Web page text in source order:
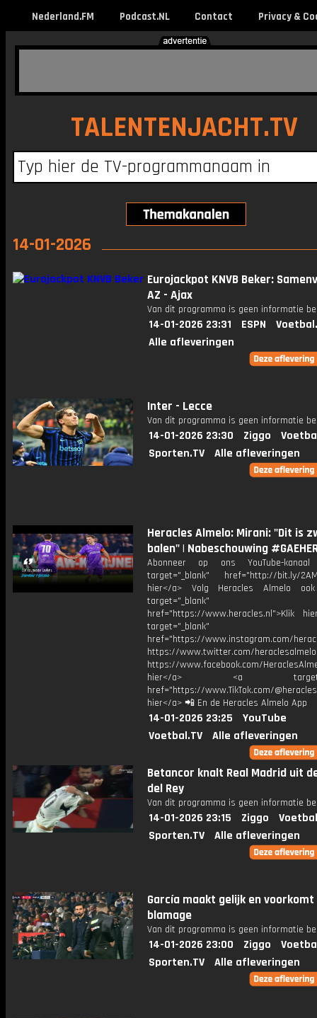
Nederland.FM Podcast.NL Contact Privacy &
TALENTENJACHT.TV
14-01-2026
Eurojackpot KNVB Beker:
AZ - Ajax
Van dit programma is geen informatie
14-01-2026 23:31 ESPN
Alle afleveringen
Inter - Lecce
Van dit programma is geen informatie
14-01-2026 23:30 Ziggo
Sporten.TV
Alle afleveringen
Heracles Almelo: Mirani: "Dit is
balen" | Nabeschouwing
Abonneer op ons YouTube-
target="_blank" href="http://bit.ly/
hier</a> Volg Heracles Almelo
target="_blank"
href="https://www.heracles.nl">Klik
target="_blank"
href="https://www.instagram.com/
https://www.twitter.com/heraclesalmelo
https://www.facebook.com/
hier</a> <a
href="https://www.TikTok.com/
hier</a> 📲 En de Heracles Almelo App
14-01-2026 23:25
YouTube
Voetbal.TV
Alle afleveringen
Betancor knalt Real Madrid uit
del Rey
Van dit programma is geen informatie
14-01-2026 23:15 Ziggo
Sporten.TV
Alle afleveringen
García maakt gelijk en
blamage
Van dit programma is geen informatie
14-01-2026 23:00 Ziggo
Sporten.TV
Alle afleveringen